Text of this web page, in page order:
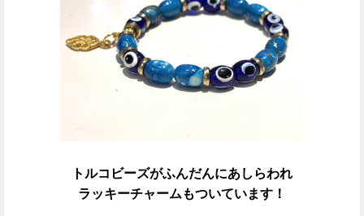
トルコビーズがふんだんにあしらわれ
ラッキーチャームもついています！